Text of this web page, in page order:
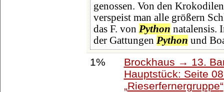
genossen. Von den
verspeist man alle größern
das F. von Python natalensis.
der Gattungen Python und
1%
Brockhaus → 13.
Hauptstück: Seite
Rieserfernergruppe